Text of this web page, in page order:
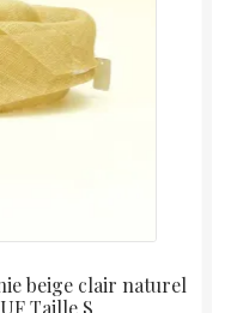
beige clair naturel
Taille S